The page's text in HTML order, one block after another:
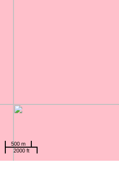
500 m
2000 ft